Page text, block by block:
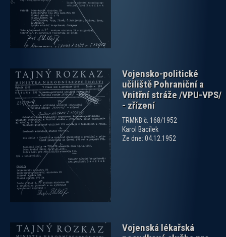
Vojensko-politické
učiliště Pohraniční a
Vnitřní stráže /VPU-VPS/
- zřízení
TRMNB č. 168/1952
Karol Bacílek
Ze dne: 04.12.1952
Vojenská lékařská
zobrazit PDF dokument